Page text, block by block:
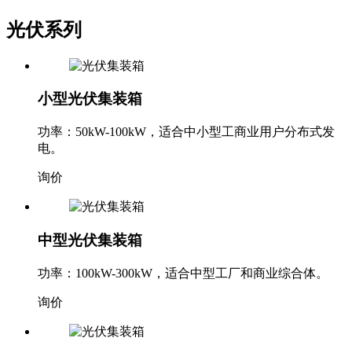
光伏系列
小型光伏集装箱
功率：50kW-100kW，适合中小型工商业用户分布式发
电。
询价
中型光伏集装箱
功率：100kW-300kW，适合中型工厂和商业综合体。
询价